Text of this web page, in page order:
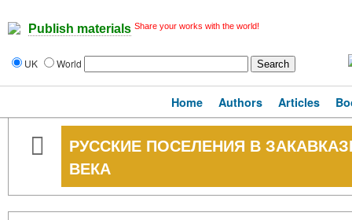
Publish materials Share your works with the world!
UK World
Home Authors Articles
РУССКИЕ ПОСЕЛЕНИЯ В
ВЕКА